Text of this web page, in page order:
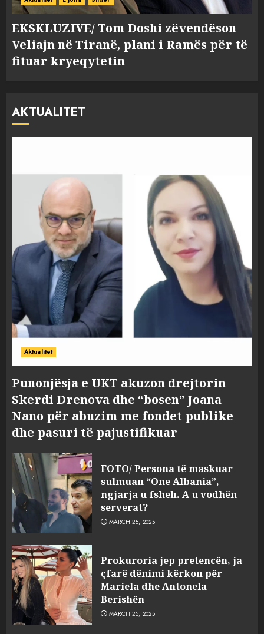
EKSKLUZIVE/ Tom Doshi zëvendëson
Veliajn në Tiranë, plani i Ramës për të
fituar kryeqytetin
AKTUALITET
Aktualitet
Punonjësja e UKT akuzon drejtorin
Skerdi Drenova dhe “bosen” Joana
Nano për abuzim me fondet publike
dhe pasuri të pajustifikuar
FOTO/ Persona të maskuar
sulmuan “One Albania”,
ngjarja u fsheh. A u vodhën
serverat?
MARCH 25, 2025
Prokuroria jep pretencën, ja
çfarë dënimi kërkon për
Mariela dhe Antonela
Berishën
MARCH 25, 2025